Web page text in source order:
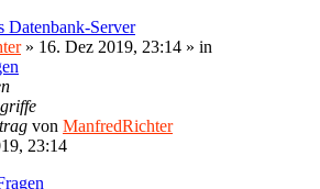
Datenbank-Server
» 16. Dez 2019, 23:14 » in
von ManfredRichter
23:14